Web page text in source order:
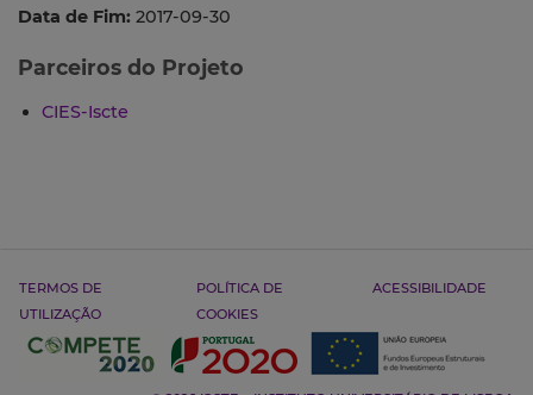
Data de Fim: 2017-09-30
Parceiros do Projeto
CIES-Iscte
TERMOS DE
UTILIZAÇÃO
POLÍTICA DE
COOKIES
ACESSIBILIDADE